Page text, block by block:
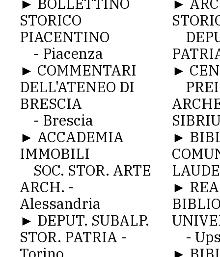
STORICO
PIACENTINO
- Piacenza
► COMMENTARI
DELL'ATENEO DI
BRESCIA
- Brescia
► ACCADEMIA
IMMOBILI
SOC. STOR. ARTE
ARCH. -
Alessandria
► DEPUT. SUBALP.
STOR. PATRIA -
►
►
►
-